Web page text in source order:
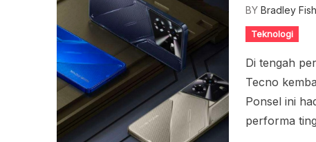
BY Bradley
Teknologi
Di tengah
Tecno
Ponsel ini
performa